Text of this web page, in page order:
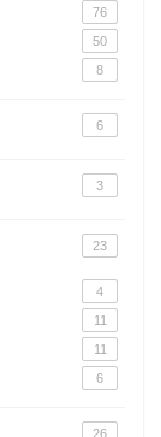
76
50
8
6
3
23
4
11
11
6
26